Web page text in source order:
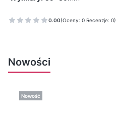
0.00(Oceny: 0 Recenzje: 0)
Nowości
Nowość